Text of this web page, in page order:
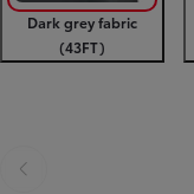
Dark grey fabric
(43FT)
Poprzedni